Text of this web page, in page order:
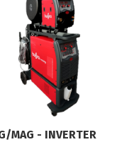
MAG - INVERTER